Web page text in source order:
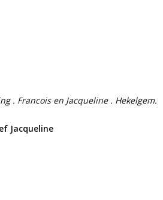
. Francois en Jacqueline . Hekelgem.
Jacqueline